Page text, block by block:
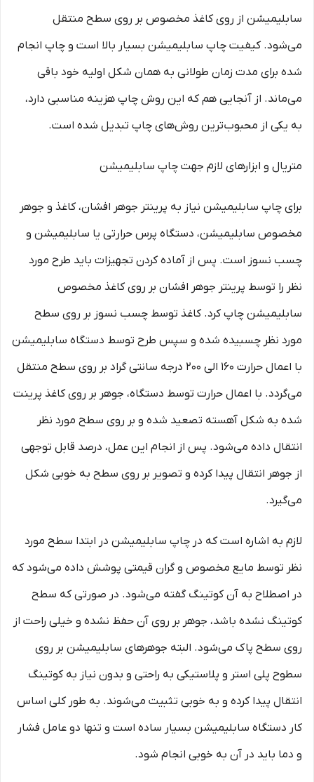
سابلیمیشن از روی کاغذ مخصوص بر روی سطح منتقل
می‌شود. کیفیت چاپ سابلیمیشن بسیار بالا است و چاپ انجام
شده برای مدت زمان طولانی به همان شکل اولیه خود باقی
می‌ماند. از آنجایی هم که این روش چاپ هزینه مناسبی دارد،
به یکی از محبوب‌ترین روش‌های چاپ تبدیل شده است.
متریال و ابزارهای لازم جهت چاپ سابلیمیشن
برای چاپ سابلیمیشن نیاز به پرینتر جوهر افشان، کاغذ و جوهر
مخصوص سابلیمیشن، دستگاه پرس حرارتی یا سابلیمیشن و
چسب نسوز است. پس از آماده کردن تجهیزات باید طرح مورد
نظر را توسط پرینتر جوهر افشان بر روی کاغذ مخصوص
سابلیمیشن چاپ کرد. کاغذ توسط چسب نسوز بر روی سطح
مورد نظر چسبیده شده و سپس طرح توسط دستگاه سابلیمیشن
با اعمال حرارت 160 الی 200 درجه سانتی گراد بر روی سطح منتقل
می‌گردد. با اعمال حرارت توسط دستگاه، جوهر بر روی کاغذ پرینت
شده به شکل آهسته تصعید شده و بر روی سطح مورد نظر
انتقال داده می‌شود. پس از انجام این عمل، درصد قابل توجهی
از جوهر انتقال پیدا کرده و تصویر بر روی سطح به خوبی شکل
می‌گیرد.
لازم به اشاره است که در چاپ سابلیمیشن در ابتدا سطح مورد
نظر توسط مایع مخصوص و گران قیمتی پوشش داده می‌شود که
در اصطلاح به آن کوتینگ گفته می‌شود. در صورتی که سطح
کوتینگ نشده باشد، جوهر بر روی آن حفظ نشده و خیلی راحت از
روی سطح پاک می‌شود. البته جوهرهای سابلیمیشن بر روی
سطوح پلی استر و پلاستیکی به راحتی و بدون نیاز به کوتینگ
انتقال پیدا کرده و به خوبی تثبیت می‌شوند. به طور کلی اساس
کار دستگاه سابلیمیشن بسیار ساده است و تنها دو عامل فشار
و دما باید در آن به خوبی انجام شود.